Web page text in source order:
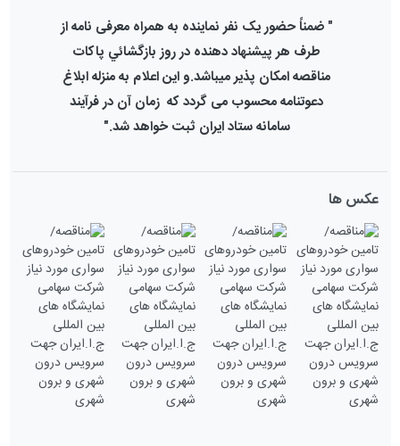
" ضمناً حضور یک نفر نماینده به همراه معرفی نامه از
طرف هر پیشنهاد دهنده در روز بازگشائي پاكات
مناقصه امکان پذیر مي‏باشد.و این اعلام به منزله ابلاغ
دعوتنامه محسوب می گردد که زمان آن در فرآیند
سامانه ستاد ایران ثبت خواهد شد."
عکس ها